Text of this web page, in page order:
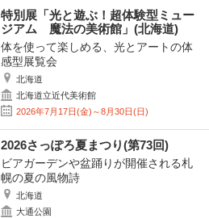
特別展「光と遊ぶ！超体験型ミュー
ジアム 魔法の美術館」(北海道)
体を使って楽しめる、光とアートの体
感型展覧会
北海道
北海道立近代美術館
2026年7月17日(金)～8月30日(日)
2026さっぽろ夏まつり(第73回)
ビアガーデンや盆踊りが開催される札
幌の夏の風物詩
北海道
大通公園